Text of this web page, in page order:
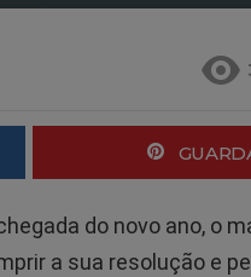
do novo ano, o
a sua resolução e